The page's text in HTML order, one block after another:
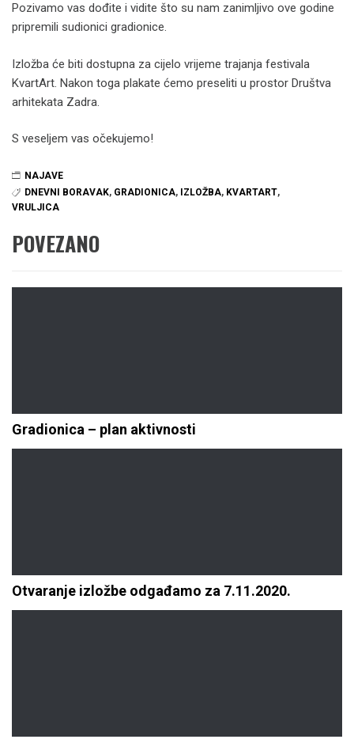
Pozivamo vas dođite i vidite što su nam zanimljivo ove godine
pripremili sudionici gradionice.
Izložba će biti dostupna za cijelo vrijeme trajanja festivala
KvartArt. Nakon toga plakate ćemo preseliti u prostor Društva
arhitekata Zadra.
S veseljem vas očekujemo!
NAJAVE
DNEVNI BORAVAK, GRADIONICA, IZLOŽBA, KVARTART,
VRULJICA
POVEZANO
Gradionica – plan aktivnosti
Otvaranje izložbe odgađamo za 7.11.2020.